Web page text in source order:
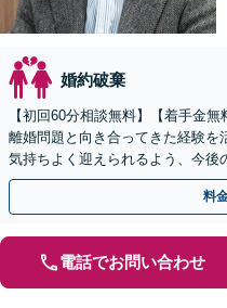
婚約破棄
【初回60分相談無料】【着手金
離婚問題と向き合ってきた経験を
気持ちよく迎えられるよう、今後
【当日／休日／夜間／電話相談可
料
電話でお問い合わせ